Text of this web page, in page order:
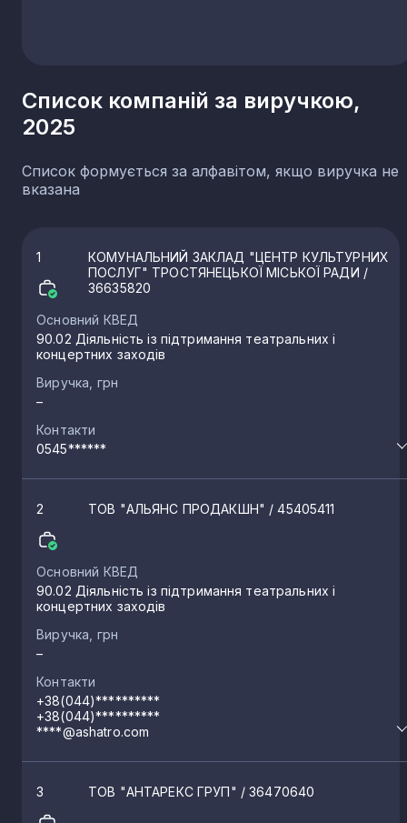
Севастополь
Список компаній за виручкою,
2025
Список формується за алфавітом, якщо виручка не
вказана
1
КОМУНАЛЬНИЙ ЗАКЛАД "ЦЕНТР КУЛЬТУРНИХ
ПОСЛУГ" ТРОСТЯНЕЦЬКОЇ МІСЬКОЇ РАДИ /
36635820
Основний КВЕД
90.02 Діяльність із підтримання театральних і
концертних заходів
Виручка, грн
–
Контакти
0545******
2 ТОВ "АЛЬЯНС ПРОДАКШН" / 45405411
Основний КВЕД
90.02 Діяльність із підтримання театральних і
концертних заходів
Виручка, грн
–
Контакти
+38(044)**********
+38(044)**********
****@ashatro.com
3 ТОВ "АНТАРЕКС ГРУП" / 36470640